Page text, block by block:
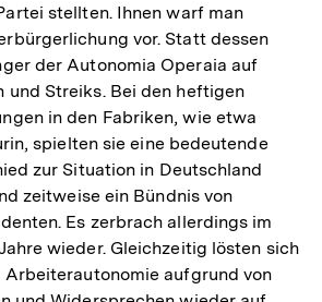
stellten. Ihnen warf man
vor. Statt dessen
der Autonomia Operaia auf
und Streiks. Bei den heftigen
in den Fabriken, wie etwa
spielten sie eine bedeutende
zur Situation in Deutschland
zeitweise ein Bündnis von
Es zerbrach allerdings im
wieder. Gleichzeitig lösten sich
Arbeiterautonomie aufgrund von